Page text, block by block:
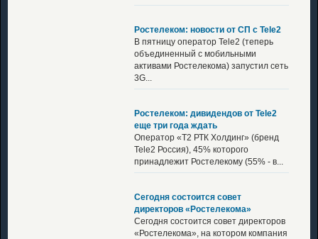
Ростелеком: новости от СП с Tele2
В пятницу оператор Tele2 (теперь
объединенный с мобильными
активами Ростелекома) запустил сеть
3G...
Ростелеком: дивидендов от Tele2
еще три года ждать
Оператор «Т2 РТК Холдинг» (бренд
Tele2 Россия), 45% которого
принадлежит Ростелекому (55% - в...
Сегодня состоится совет
директоров «Ростелекома»
Сегодня состоится совет директоров
«Ростелекома», на котором компания